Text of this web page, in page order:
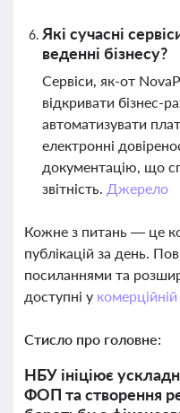
Які сучасні
веденні бізнесу?
Сервіси, як-от
відкривати бізнес-
автоматизувати
електронні
документацію, що
звітність. Джерело
Кожне з питань — це
публікацій за день.
посиланнями та
доступні у
Стисло про головне:
НБУ ініціює
ФОП та створення